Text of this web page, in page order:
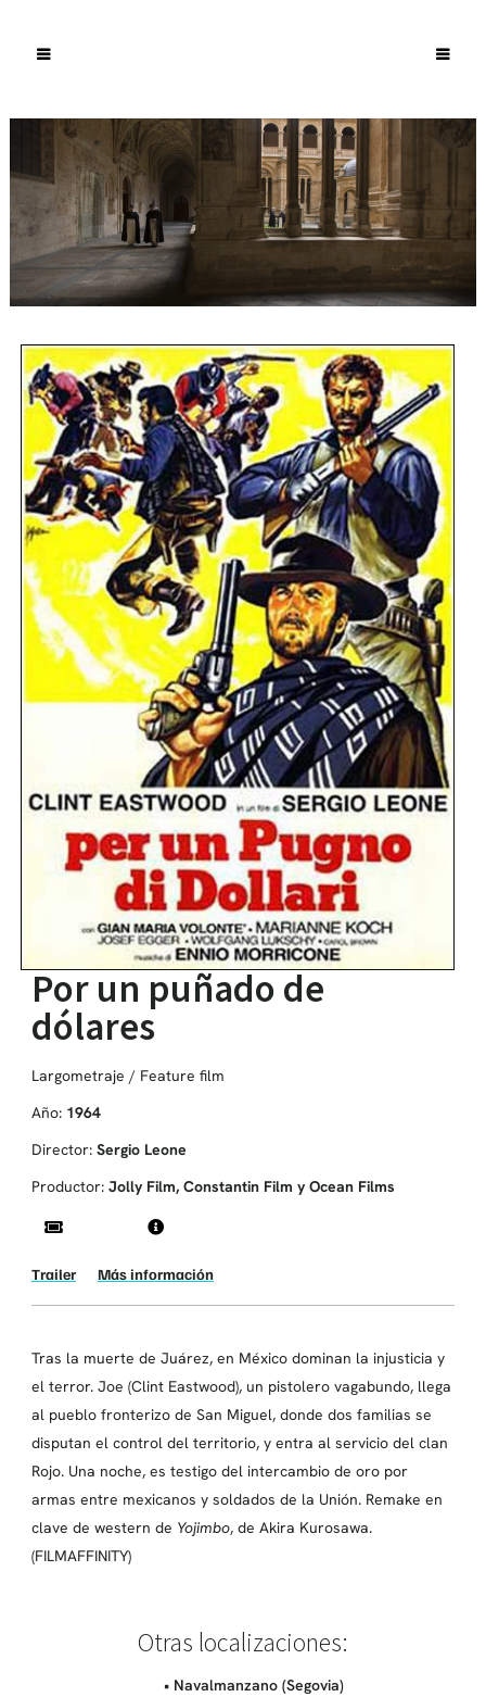
Por un puñado de
dólares
Largometraje / Feature film
Año: 1964
Director: Sergio Leone
Productor: Jolly Film, Constantin Film y Ocean Films
Trailer Más información
Tras la muerte de Juárez, en México dominan la injusticia y
el terror. Joe (Clint Eastwood), un pistolero vagabundo, llega
al pueblo fronterizo de San Miguel, donde dos familias se
disputan el control del territorio, y entra al servicio del clan
Rojo. Una noche, es testigo del intercambio de oro por
armas entre mexicanos y soldados de la Unión. Remake en
clave de western de Yojimbo, de Akira Kurosawa.
(FILMAFFINITY)
Otras localizaciones:
• Navalmanzano (Segovia)